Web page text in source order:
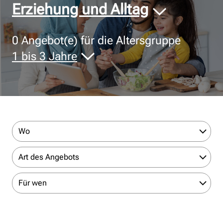
Erziehung und Alltag
0Angebot(e) für die Altersgruppe
1 bis 3 Jahre
Wo
Art des Angebots
Für wen